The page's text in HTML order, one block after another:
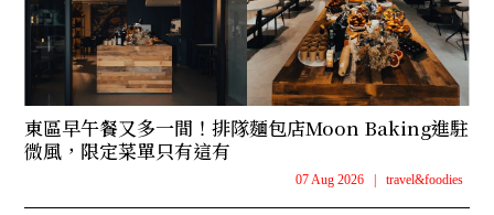
東區早午餐又多一間！排隊麵包店Moon Baking進駐
微風，限定菜單只有這有
07 Aug 2026 | travel&foodies